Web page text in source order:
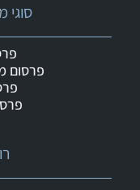
פרסום